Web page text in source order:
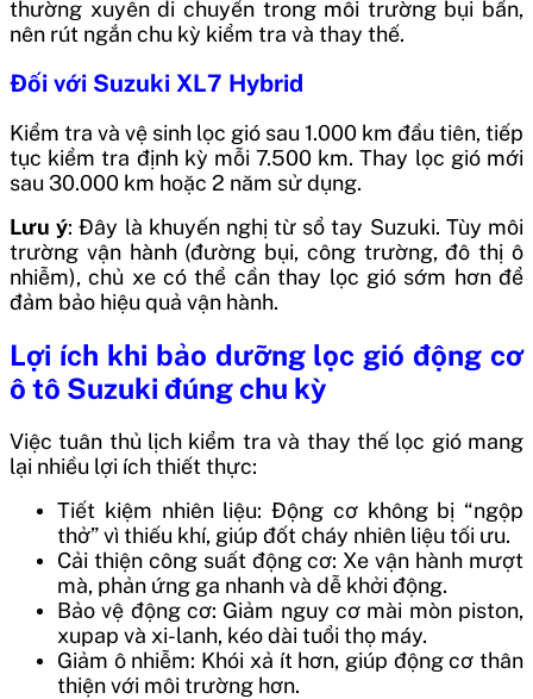
thường xuyên di chuyển trong môi trường bụi bẩn,
nên rút ngắn chu kỳ kiểm tra và thay thế.
Đối với Suzuki XL7 Hybrid
Kiểm tra và vệ sinh lọc gió sau 1.000 km đầu tiên, tiếp
tục kiểm tra định kỳ mỗi 7.500 km. Thay lọc gió mới
sau 30.000 km hoặc 2 năm sử dụng.
Lưu ý: Đây là khuyến nghị từ sổ tay Suzuki. Tùy môi
trường vận hành (đường bụi, công trường, đô thị ô
nhiễm), chủ xe có thể cần thay lọc gió sớm hơn để
đảm bảo hiệu quả vận hành.
Lợi ích khi bảo dưỡng lọc gió động cơ
ô tô Suzuki đúng chu kỳ
Việc tuân thủ lịch kiểm tra và thay thế lọc gió mang
lại nhiều lợi ích thiết thực:
Tiết kiệm nhiên liệu: Động cơ không bị “ngộp
thở” vì thiếu khí, giúp đốt cháy nhiên liệu tối ưu.
Cải thiện công suất động cơ: Xe vận hành mượt
mà, phản ứng ga nhanh và dễ khởi động.
Bảo vệ động cơ: Giảm nguy cơ mài mòn piston,
xupap và xi-lanh, kéo dài tuổi thọ máy.
Giảm ô nhiễm: Khói xả ít hơn, giúp động cơ thân
thiện với môi trường hơn.